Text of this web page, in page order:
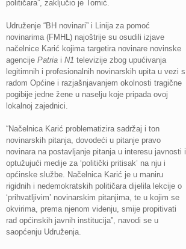
političara”, zaključio je Tomić.
Udruženje “BH novinari” i Linija za pomoć
novinarima (FMHL) najoštrije su osudili izjave
načelnice Karić kojima targetira novinare novinske
agencije Patria i N1 televizije zbog upućivanja
legitimnih i profesionalnih novinarskih upita u vezi s
radom Općine i razjašnjavanjem okolnosti tragične
pogibije jedne žene u naselju koje pripada ovoj
lokalnoj zajednici.
“Načelnica Karić problematizira sadržaj i ton
novinarskih pitanja, dovodeći u pitanje pravo
novinara na postavljanje pitanja u interesu javnosti i
optužujući medije za ‘politički pritisak’ na nju i
općinske službe. Načelnica Karić je u maniru
rigidnih i nedemokratskih političara dijelila lekcije o
‘prihvatljivim’ novinarskim pitanjima, te u kojim se
okvirima, prema njenom viđenju, smije propitivati
rad općinskih javnih institucija”, navodi se u
saopćenju Udruženja.